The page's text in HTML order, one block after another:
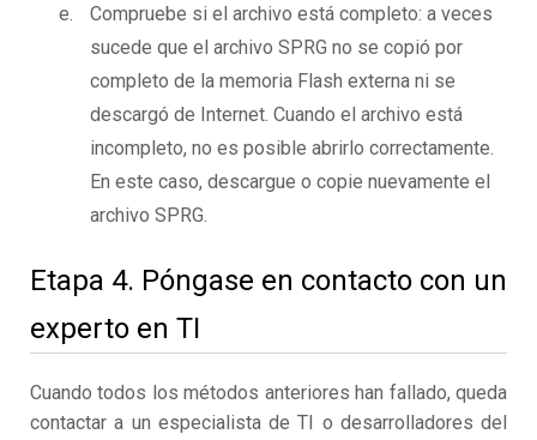
Compruebe si el archivo está completo: a veces
sucede que el archivo SPRG no se copió por
completo de la memoria Flash externa ni se
descargó de Internet. Cuando el archivo está
incompleto, no es posible abrirlo correctamente.
En este caso, descargue o copie nuevamente el
archivo SPRG.
Etapa 4. Póngase en contacto con un
experto en TI
Cuando todos los métodos anteriores han fallado, queda
contactar a un especialista de TI o desarrolladores del